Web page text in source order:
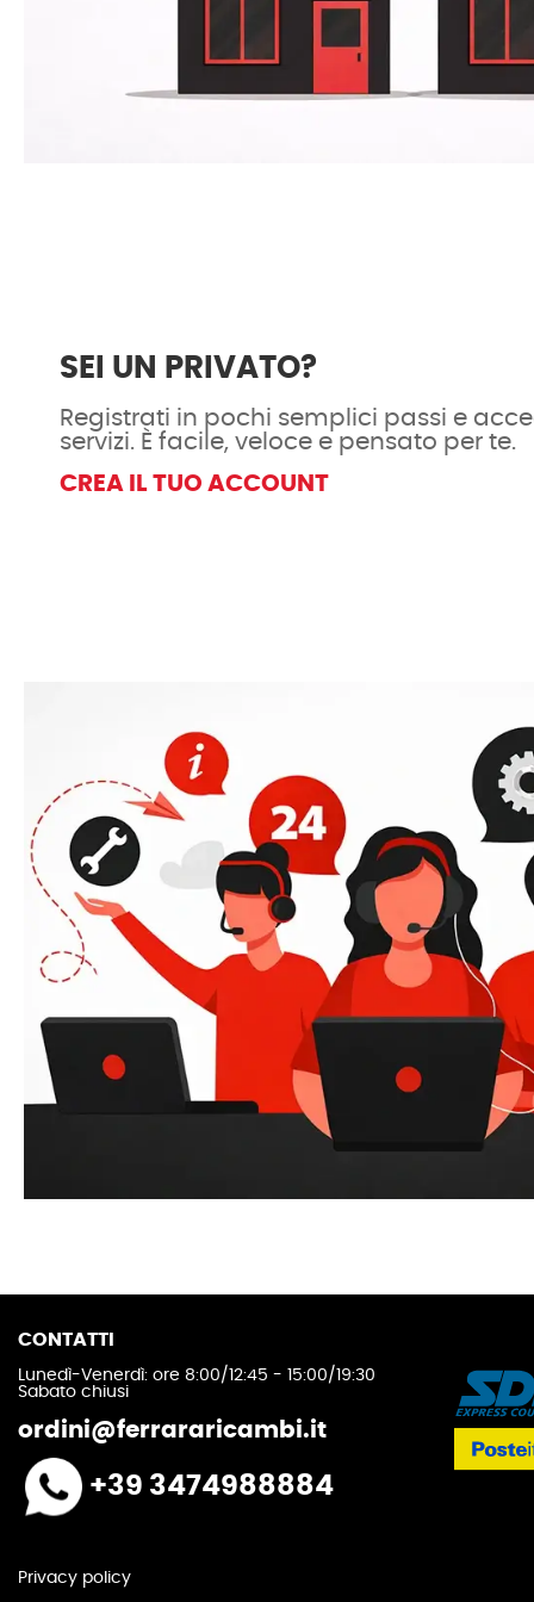
SEI UN PRIVATO?
Registrati in pochi semplici passi e
servizi. È facile, veloce e pensato per te.
CREA IL TUO ACCOUNT
CONTATTI
Lunedì-Venerdì: ore 8:00/12:45 - 15:00/19:30
Sabato chiusi
ordini@ferrararicambi.it
+39 3474988884
Privacy policy